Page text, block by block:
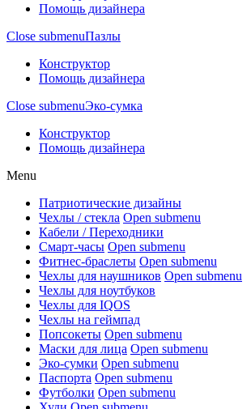
Помощь дизайнера
Close submenuПазлы
Конструктор
Помощь дизайнера
Close submenuЭко-сумка
Конструктор
Помощь дизайнера
Menu
Патриотические дизайны
Чехлы / стекла Open submenu
Кабели / Переходники
Смарт-часы Open submenu
Фитнес-браслеты Open submenu
Чехлы для наушников Open submenu
Чехлы для ноутбуков
Чехлы для IQOS
Чехлы на геймпад
Попсокеты Open submenu
Маски для лица Open submenu
Эко-сумки Open submenu
Паспорта Open submenu
Футболки Open submenu